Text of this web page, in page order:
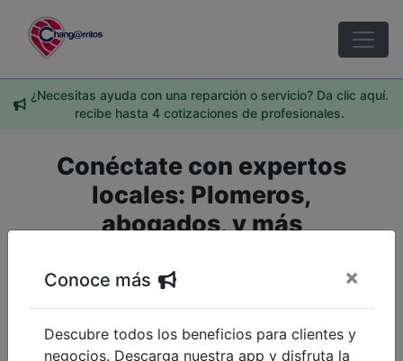
¿Necesitas ayuda con una reparción o servicio? Da clic aquí.
recibe hasta 4 cotizaciones de profesionales.
Conéctate con expertos
locales: Plomeros,
abogados, y más
Estados
Seleccione
Conoce más ×
Descubre todos los beneficios para clientes y
negocios. Descarga nuestra app y disfruta la